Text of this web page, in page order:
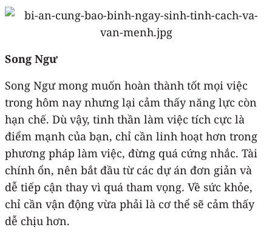
Song Ngư
Song Ngư mong muốn hoàn thành tốt mọi việc
trong hôm nay nhưng lại cảm thấy năng lực còn
hạn chế. Dù vậy, tinh thần làm việc tích cực là
điểm mạnh của bạn, chỉ cần linh hoạt hơn trong
phương pháp làm việc, đừng quá cứng nhắc. Tài
chính ổn, nên bắt đầu từ các dự án đơn giản và
dễ tiếp cận thay vì quá tham vọng. Về sức khỏe,
chỉ cần vận động vừa phải là cơ thể sẽ cảm thấy
dễ chịu hơn.